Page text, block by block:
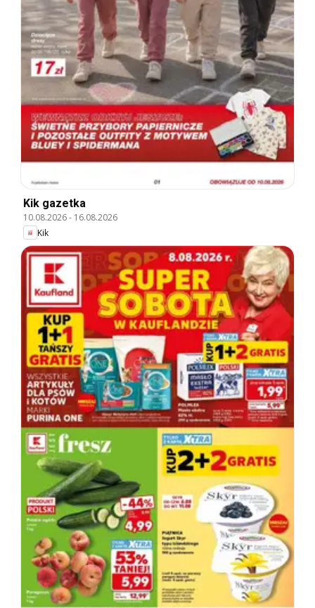
Kik gazetka
10.08.2026- 16.08.2026
Kik